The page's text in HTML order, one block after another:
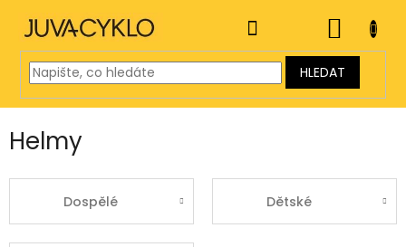
obsah
HLEDAT
KOŠÍK
Helmy
Dospělé Dětské